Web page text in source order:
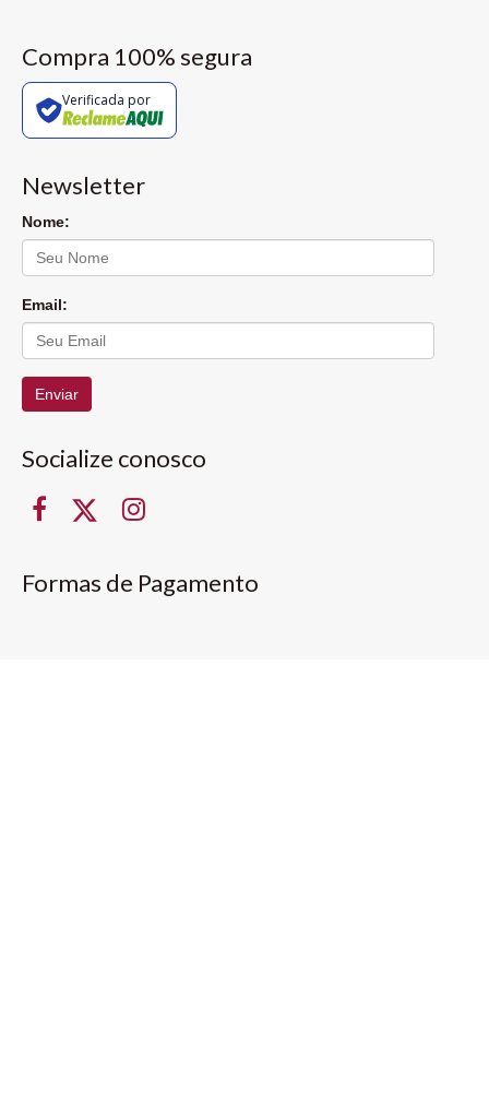
Compra 100% segura
Verificada por
Newsletter
Nome:
Email:
Enviar
Socialize conosco
Formas de Pagamento